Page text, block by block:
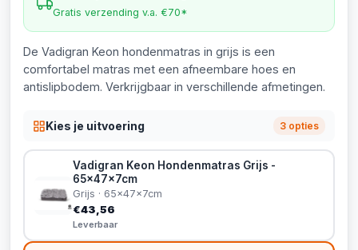
Gratis verzending v.a. €70*
De Vadigran Keon hondenmatras in grijs is een
comfortabel matras met een afneembare hoes en
antislipbodem. Verkrijgbaar in verschillende afmetingen.
Kies je uitvoering 3 opties
Vadigran Keon Hondenmatras Grijs -
65x47x7cm
Grijs · 65x47x7cm
€43,56
Leverbaar